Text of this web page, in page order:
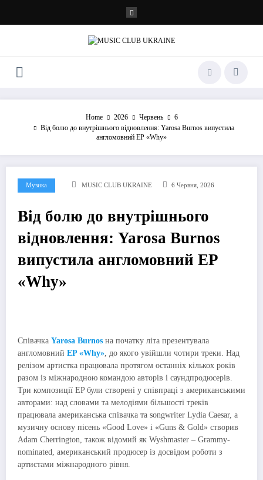
контенту
Home 2026 Червень
6
Від болю до внутрішнього відновлення: Yarosa Burnos випустила
англомовний EP «Why»
Музика MUSIC CLUB UKRAINE 6 Червня, 2026
Від болю до внутрішнього
відновлення: Yarosa Burnos
випустила англомовний EP
«Why»
Співачка Yarosa Burnos на початку літа презентувала
англомовний EP «Why», до якого увійшли чотири треки. Над
релізом артистка працювала протягом останніх кількох років
разом із міжнародною командою авторів і саундпродюсерів.
Три композиції EP були створені у співпраці з американськими
авторами: над словами та мелодіями більшості треків
працювала американська співачка та songwriter Lydia Caesar, а
музичну основу пісень «Good Love» і «Guns & Gold» створив
Adam Cherrington, також відомий як Wyshmaster – Grammy-
nominated, американський продюсер із досвідом роботи з
артистами міжнародного рівня.